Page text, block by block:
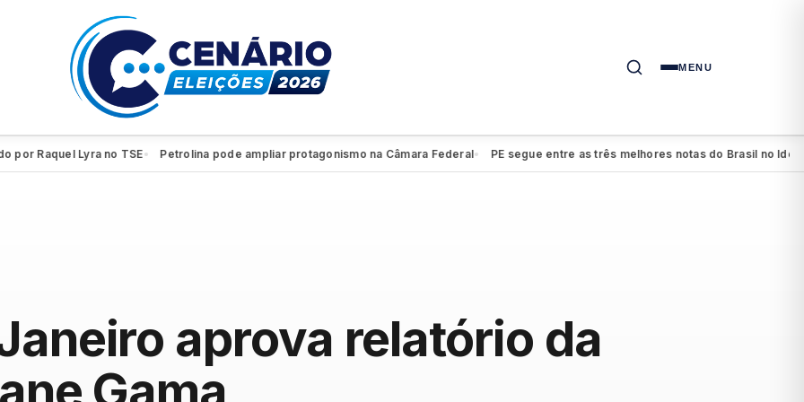
MENU
Lyra no TSE● Petrolina pode ampliar protagonismo na Câmara Federal● PE segue entre as três melhores notas do Brasil no Ideb do
aprova relatório da